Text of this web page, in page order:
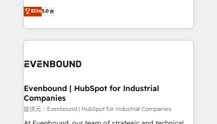
The synergies generated by these integrations,
together with the combination of talents, skills,
to accompany companies on their digital
helps mid-market revenue teams transform how
they sell, market, and serve. We don't just build your
HubSpot—we teach your team to own it, then stay
to help you keep winning. What We Do ⚙️ CRM
Data & Content 📈 Sales & Marketing Alignment +
Agent Creation 🔄 Custom Integrations & Data
Migration Why 1406 We become part of your team.
Your team learns while we build. We fix what others
broke. Built for mid-market reality—practical
Elite5.0
Evenbound | HubSpot for Industrial
Companies
提供元：Evenbound | HubSpot for Industrial Companies